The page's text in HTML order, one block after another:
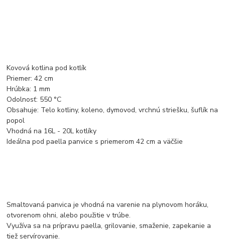
Kovová kotlina pod kotlík
Priemer: 42 cm
Hrúbka: 1 mm
Odolnosť: 550 °C
Obsahuje: Telo kotliny, koleno, dymovod, vrchnú striešku, šuflík na
popol
Vhodná na 16L - 20L kotlíky
Ideálna pod paella panvice s priemerom 42 cm a väčšie
Smaltovaná panvica je vhodná na varenie na plynovom horáku,
otvorenom ohni, alebo použitie v trúbe.
Využíva sa na prípravu paella, grilovanie, smaženie, zapekanie a
tiež servírovanie.